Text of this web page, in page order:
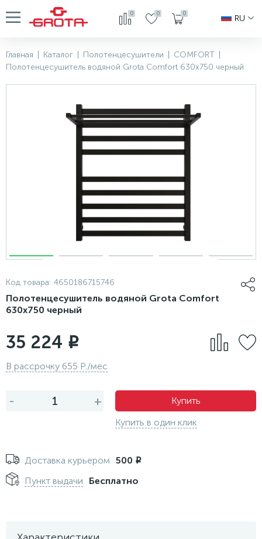
0 0 0
RU
Главная Каталог Полотенцесушители COMFORT
Полотенцесушитель водяной Grota Comfort 630х750 черный
Код товара: 4650186715746
Полотенцесушитель водяной Grota Comfort
630х750 черный
35 224 i
В рассрочку 655 Р./мес
- +
Купить
Купить в один клик
Доставка курьером 500 i
Пункт выдачи Бесплатно